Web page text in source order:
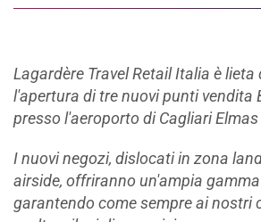
Lagardère Travel Retail Italia è
l'apertura di tre nuovi punti vendita
presso l'aeroporto di Cagliari Elmas
I nuovi negozi, dislocati in zona
airside, offriranno un'ampia
garantendo come sempre ai nostri